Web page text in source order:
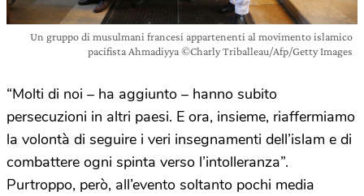
Un gruppo di musulmani francesi appartenenti al movimento islamico
pacifista Ahmadiyya ©Charly Triballeau/Afp/Getty Images
“Molti di noi – ha aggiunto – hanno subito
persecuzioni in altri paesi. E ora, insieme, riaffermiamo
la volontà di seguire i veri insegnamenti dell’islam e di
combattere ogni spinta verso l’intolleranza”.
Purtroppo, però, all’evento soltanto pochi media